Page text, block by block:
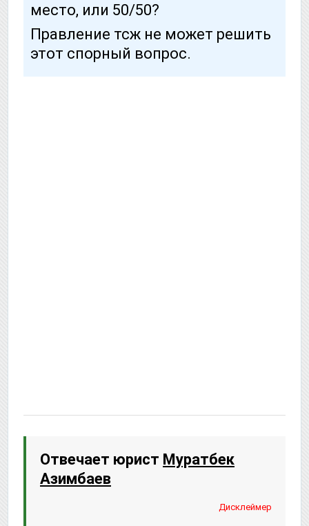
место, или 50/50?
Правление тсж не может решить
этот спорный вопрос.
Отвечает юрист Муратбек
Азимбаев
Дисклеймер